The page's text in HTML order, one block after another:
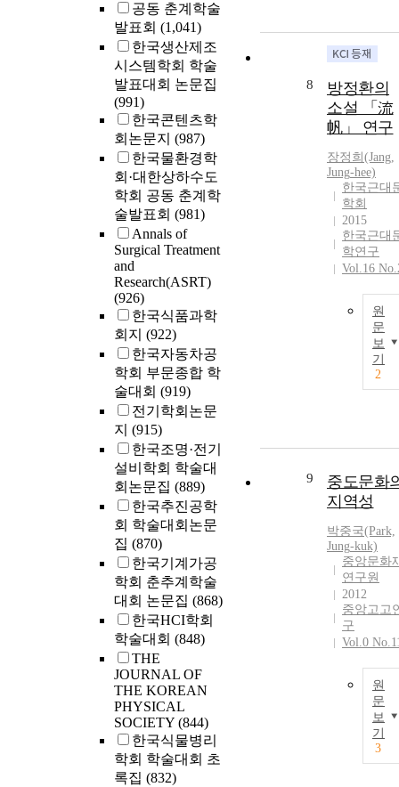
공동 춘계학술
발표회 (1,041)
한국생산제조
시스템학회 학술
발표대회 논문집
(991)
한국콘텐츠학
회논문지 (987)
한국물환경학
회·대한상하수도
학회 공동 춘계학
술발표회 (981)
Annals of
Surgical Treatment
and
Research(ASRT)
(926)
한국식품과학
회지 (922)
한국자동차공
학회 부문종합 학
술대회 (919)
전기학회논문
지 (915)
한국조명·전기
설비학회 학술대
회논문집 (889)
한국추진공학
회 학술대회논문
집 (870)
한국기계가공
학회 춘추계학술
대회 논문집 (868)
한국HCI학회
학술대회 (848)
THE
JOURNAL OF
THE KOREAN
PHYSICAL
SOCIETY (844)
한국식물병리
학회 학술대회 초
록집 (832)
8
방정환의
소설 「流
帆」 연구
장정희(Jang,
Jung-hee)
한국근대
학회
2015
한국근대
학연구
Vol.16
원
문
보
기
2
9
중도문화
지역성
박중국(Park,
Jung-kuk)
중앙문화
연구원
2012
중앙고고
구
Vol.0
원
문
보
기
3